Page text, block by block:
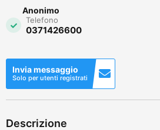
Anonimo
Telefono
0371426600
Invia messaggio
Solo per utenti registrati
Descrizione